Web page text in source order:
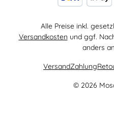
Alle Preise inkl.
Versandkosten und ggf.
anders
© 2026
VersandZahlung